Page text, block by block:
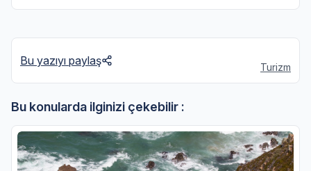
Bu yazıyı paylaş Turizm
Bu konularda ilginizi çekebilir :